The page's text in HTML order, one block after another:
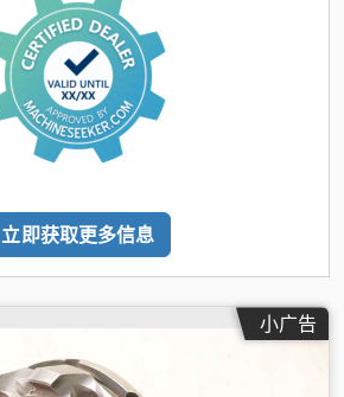
立即获取更多信息
小广告